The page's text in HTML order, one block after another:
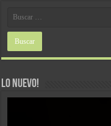
LO NUEVO!